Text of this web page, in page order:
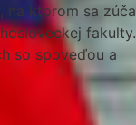
na ktorom sa
so spoveďou a